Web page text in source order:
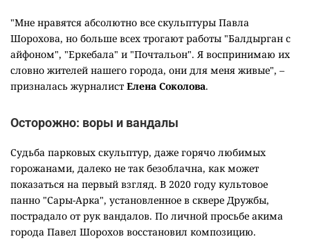
"Мне нравятся абсолютно все скульптуры Павла
Шорохова, но больше всех трогают работы "Балдырган с
айфоном", "Еркебала" и "Почтальон". Я воспринимаю их
словно жителей нашего города, они для меня живые", –
призналась журналист Елена Соколова.
Осторожно: воры и вандалы
Судьба парковых скульптур, даже горячо любимых
горожанами, далеко не так безоблачна, как может
показаться на первый взгляд. В 2020 году культовое
панно "Сары-Арка", установленное в сквере Дружбы,
пострадало от рук вандалов. По личной просьбе акима
города Павел Шорохов восстановил композицию.